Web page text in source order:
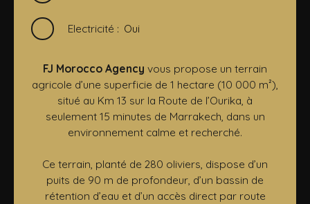
Electricité : Oui
FJ Morocco Agency vous propose un terrain
agricole d’une superficie de 1 hectare (10 000 m²),
situé au Km 13 sur la Route de l’Ourika, à
seulement 15 minutes de Marrakech, dans un
environnement calme et recherché.
Ce terrain, planté de 280 oliviers, dispose d’un
puits de 90 m de profondeur, d’un bassin de
rétention d’eau et d’un accès direct par route